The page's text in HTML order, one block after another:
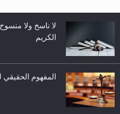
هل يجوز فتح
للمحجبات وغير
لا ناسخ ولا
الكريم
المفهوم الحقيقي